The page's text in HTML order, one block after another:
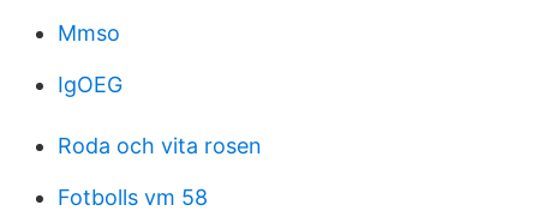
Mmso
IgOEG
Roda och vita rosen
Fotbolls vm 58